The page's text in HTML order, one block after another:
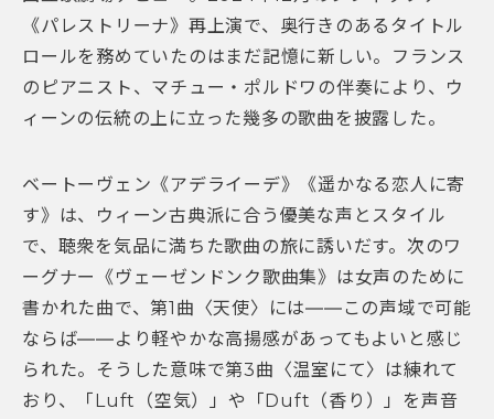
《パレストリーナ》再上演で、奥行きのあるタイトル
ロールを務めていたのはまだ記憶に新しい。フランス
のピアニスト、マチュー・ポルドワの伴奏により、ウ
ィーンの伝統の上に立った幾多の歌曲を披露した。
ベートーヴェン《アデライーデ》《遥かなる恋人に寄
す》は、ウィーン古典派に合う優美な声とスタイル
で、聴衆を気品に満ちた歌曲の旅に誘いだす。次のワ
ーグナー《ヴェーゼンドンク歌曲集》は女声のために
書かれた曲で、第1曲〈天使〉には――この声域で可能
ならば――より軽やかな高揚感があってもよいと感じ
られた。そうした意味で第3曲〈温室にて〉は練れて
おり、「Luft（空気）」や「Duft（香り）」を声音